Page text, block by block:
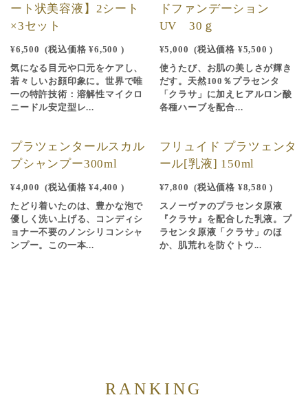
ート状美容液】2シート
×3セット
¥6,500 (税込価格 ¥6,500 )
気になる目元や口元をケアし、
若々しいお顔印象に。世界で唯
一の特許技術：溶解性マイクロ
ニードル安定型レ...
ドファンデーション
UV 30ｇ
¥5,000 (税込価格 ¥5,500 )
使うたび、お肌の美しさが輝き
だす。天然100％プラセンタ
「クラサ」に加えヒアルロン酸
各種ハーブを配合...
プラツェンタールスカル
プシャンプー300ml
¥4,000 (税込価格 ¥4,400 )
たどり着いたのは、豊かな泡で
優しく洗い上げる、コンディシ
ョナー不要のノンシリコンシャ
ンプー。この一本...
フリュイド プラツェンタ
ール[乳液] 150ml
¥7,800 (税込価格 ¥8,580 )
スノーヴァのプラセンタ原液
『クラサ』を配合した乳液。プ
ラセンタ原液「クラサ」のほ
か、肌荒れを防ぐトウ...
RANKING